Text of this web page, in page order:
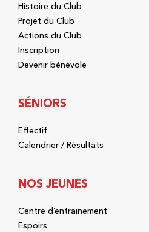
Histoire du Club
Projet du Club
Actions du Club
Inscription
Devenir bénévole
SÉNIORS
Effectif
Calendrier / Résultats
NOS JEUNES
Centre d’entrainement
Espoirs